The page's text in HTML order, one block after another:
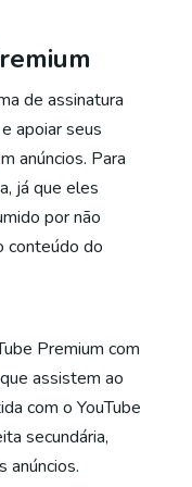
de assinatura
apoiar seus
anúncios. Para
já que eles
por não
conteúdo do
Premium com
assistem ao
com o YouTube
secundária,
anúncios.